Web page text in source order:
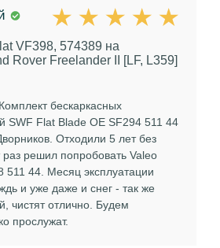
VF398, 574389 на
Rover Freelander II [LF, L359]
бескаркасных
SWF Flat Blade OE SF294 511 44
Отходили 5 лет без
раз решил попробовать Valeo
511 44. Месяц эксплуатации
и уже даже и снег - так же
чистят отлично. Будем
прослужат.